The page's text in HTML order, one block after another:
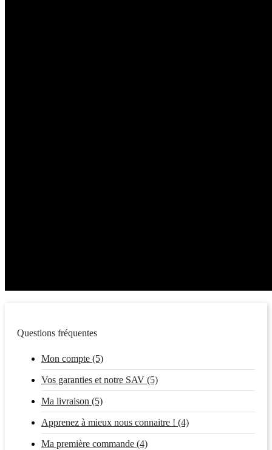
Questions fréquentes
Mon compte (5)
Vos garanties et notre SAV (5)
Ma livraison (5)
Apprenez à mieux nous connaitre ! (4)
Ma première commande (4)